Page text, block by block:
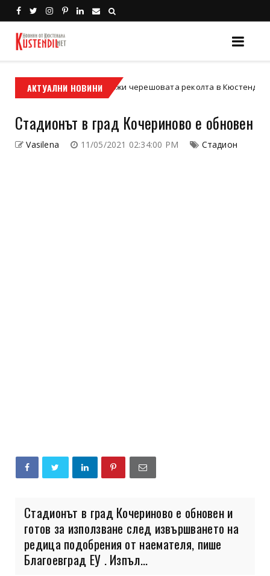
АКТУАЛНИ НОВИНИ
сланата унищожи черешовата реколта в Кюстендилско
Стадионът в град Кочериново е обновен
Vasilena 11/05/2021 02:34:00 PM Стадион
Стадионът в град Кочериново е обновен и
готов за използване след извършването на
редица подобрения от наемателя, пише
Благоевград ЕУ . Изпъл...